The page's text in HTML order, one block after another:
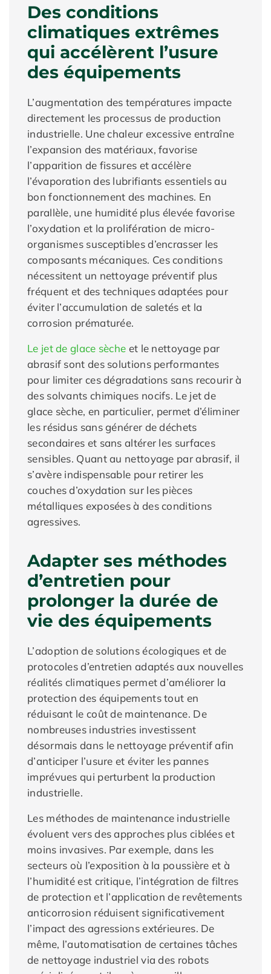
Des conditions
climatiques extrêmes
qui accélèrent l’usure
des équipements
L’augmentation des températures impacte
directement les processus de production
industrielle. Une chaleur excessive entraîne
l’expansion des matériaux, favorise
l’apparition de fissures et accélère
l’évaporation des lubrifiants essentiels au
bon fonctionnement des machines. En
parallèle, une humidité plus élevée favorise
l’oxydation et la prolifération de micro-
organismes susceptibles d’encrasser les
composants mécaniques. Ces conditions
nécessitent un nettoyage préventif plus
fréquent et des techniques adaptées pour
éviter l’accumulation de saletés et la
corrosion prématurée.
Le jet de glace sèche et le nettoyage par
abrasif sont des solutions performantes
pour limiter ces dégradations sans recourir à
des solvants chimiques nocifs. Le jet de
glace sèche, en particulier, permet d’éliminer
les résidus sans générer de déchets
secondaires et sans altérer les surfaces
sensibles. Quant au nettoyage par abrasif, il
s’avère indispensable pour retirer les
couches d’oxydation sur les pièces
métalliques exposées à des conditions
agressives.
Adapter ses méthodes
d’entretien pour
prolonger la durée de
vie des équipements
L’adoption de solutions écologiques et de
protocoles d’entretien adaptés aux nouvelles
réalités climatiques permet d’améliorer la
protection des équipements tout en
réduisant le coût de maintenance. De
nombreuses industries investissent
désormais dans le nettoyage préventif afin
d’anticiper l’usure et éviter les pannes
imprévues qui perturbent la production
industrielle.
Les méthodes de maintenance industrielle
évoluent vers des approches plus ciblées et
moins invasives. Par exemple, dans les
secteurs où l’exposition à la poussière et à
l’humidité est critique, l’intégration de filtres
de protection et l’application de revêtements
anticorrosion réduisent significativement
l’impact des agressions extérieures. De
même, l’automatisation de certaines tâches
de nettoyage industriel via des robots